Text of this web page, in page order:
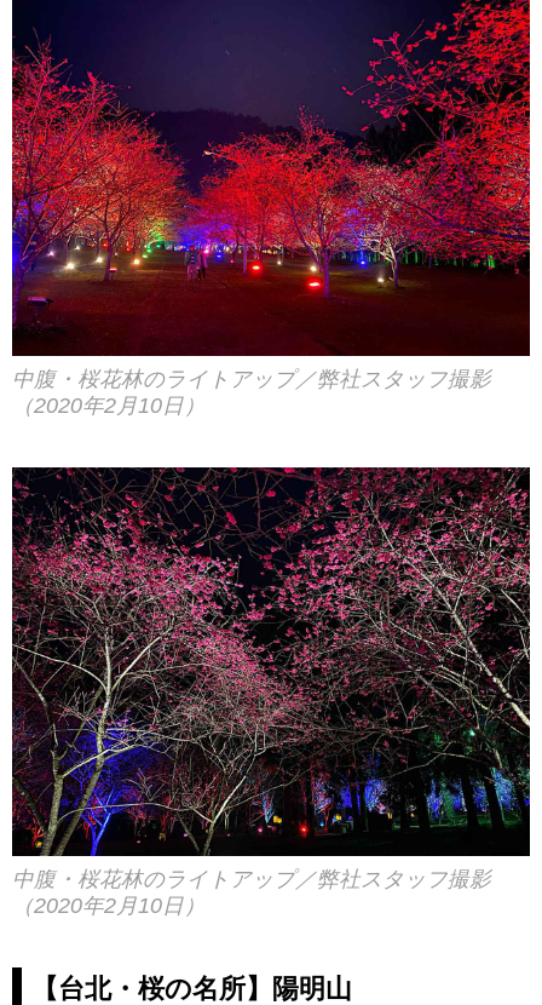
中腹・桜花林のライトアップ／弊社スタッフ撮影
（2020年2月10日）
中腹・桜花林のライトアップ／弊社スタッフ撮影
（2020年2月10日）
【台北・桜の名所】陽明山